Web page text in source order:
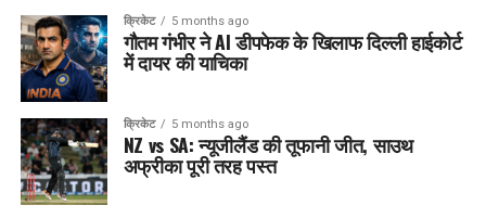
क्रिकेट 5 months ago
गौतम गंभीर ने AI डीपफेक के खिलाफ दिल्ली हाईकोर्ट
में दायर की याचिका
क्रिकेट 5 months ago
NZ vs SA: न्यूजीलैंड की तूफानी जीत, साउथ
अफ्रीका पूरी तरह पस्त